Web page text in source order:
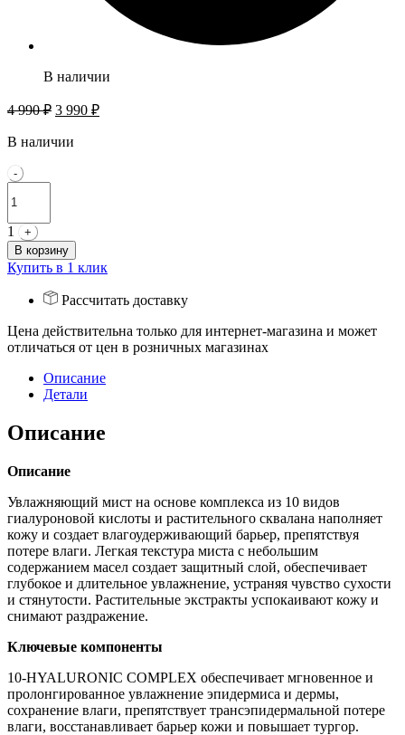
В наличии
4 990₽ Первоначальная
составляла
3 990 ₽Текущая
В наличии
Quantity
-
1
+
В корзину
Купить в 1 клик
Рассчитать доставку
Цена действительна только для интернет-магазина и может
отличаться от цен в розничных магазинах
Описание
Детали
Описание
Описание
Увлажняющий мист на основе комплекса из 10 видов
гиалуроновой кислоты и растительного сквалана наполняет
кожу и создает влагоудерживающий барьер, препятствуя
потере влаги. Легкая текстура миста с небольшим
содержанием масел создает защитный слой, обеспечивает
глубокое и длительное увлажнение, устраняя чувство сухости
и стянутости. Растительные экстракты успокаивают кожу и
снимают раздражение.
Ключевые компоненты
10-HYALURONIC COMPLEX обеспечивает мгновенное и
пролонгированное увлажнение эпидермиса и дермы,
сохранение влаги, препятствует трансэпидермальной потере
влаги, восстанавливает барьер кожи и повышает тургор.